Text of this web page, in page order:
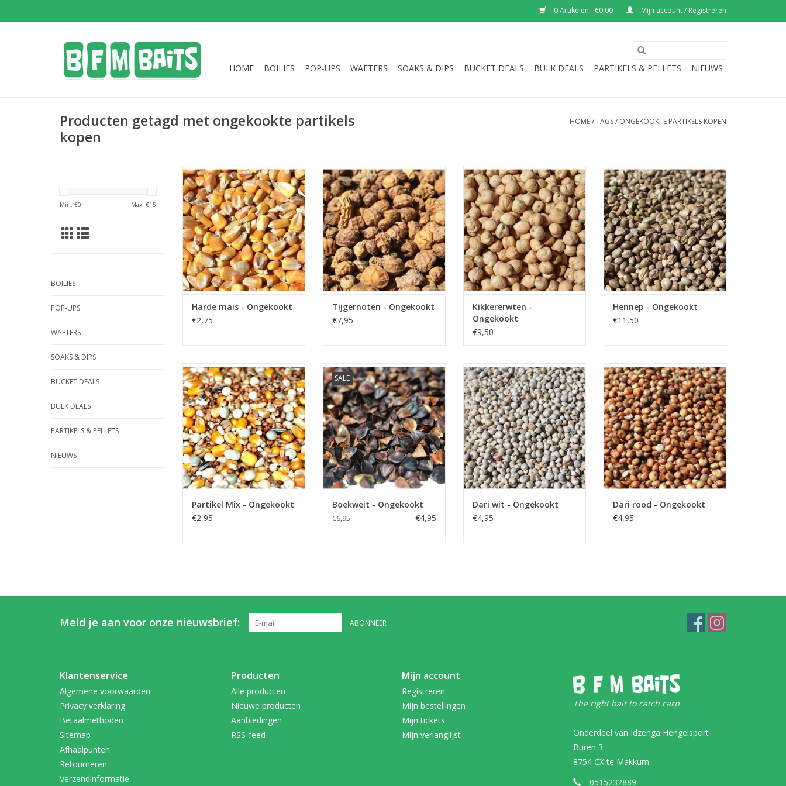
0 Artikelen - €0,00 Mijn account / Registreren
HOME BOILIES POP-UPS WAFTERS SOAKS & DIPS BUCKET DEALS BULK DEALS PARTIKELS & PELLETS NIEUWS
Producten getagd met ongekookte partikels
kopen
HOME/TAGS/ ONGEKOOKTE PARTIKELS KOPEN
Min: €0 Max: €15
BOILIES
POP-UPS
WAFTERS
SOAKS & DIPS
BUCKET DEALS
BULK DEALS
PARTIKELS & PELLETS
NIEUWS
Mais werkt snel bij het opstarten
van een voersessie en goed te
combineren met andere partikels
of boilies.
TOEVOEGEN AAN WINKELWAGEN
Harde mais - Ongekookt
€2,75
Eenmaal geproefd kan de karper
bijna niet van de tijgernoten
afblijven!
TOEVOEGEN AAN WINKELWAGEN
Tijgernoten - Ongekookt
€7,95
Kikkererwten - Ongekookt
TOEVOEGEN AAN WINKELWAGEN
Kikkererwten -
Ongekookt
€9,50
Hennep is goed te combineren
met tijgernoten en/of dari en
boekweit.
TOEVOEGEN AAN WINKELWAGEN
Hennep - Ongekookt
€11,50
Deze mix aan partikels werkt snel
bij het opstarten van een
voersessie en goed te
combineren met andere partikels
of boilies.
TOEVOEGEN AAN WINKELWAGEN
Partikel Mix - Ongekookt
€2,95
SALEBoekweit - Ongekookt
TOEVOEGEN AAN WINKELWAGEN
Boekweit - Ongekookt
€6,95 €4,95
Dari wit - Ongekookt
TOEVOEGEN AAN WINKELWAGEN
Dari wit - Ongekookt
€4,95
Dari rood - Ongekookt
TOEVOEGEN AAN WINKELWAGEN
Dari rood - Ongekookt
€4,95
Meld je aan voor onze nieuwsbrief: ABONNEER
Klantenservice
Algemene voorwaarden
Privacy verklaring
Betaalmethoden
Sitemap
Afhaalpunten
Retourneren
Verzendinformatie
Producten
Alle producten
Nieuwe producten
Aanbiedingen
RSS-feed
Mijn account
Registreren
Mijn bestellingen
Mijn tickets
Mijn verlanglijst
The right bait to catch carp
Onderdeel van Idzenga Hengelsport
Buren 3
8754 CX te Makkum
0515232889